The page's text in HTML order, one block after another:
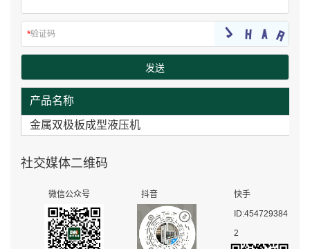
产品名称
金属双极板成型液压机
社交媒体二维码
微信公众号 抖音
快手
ID:454729384
2